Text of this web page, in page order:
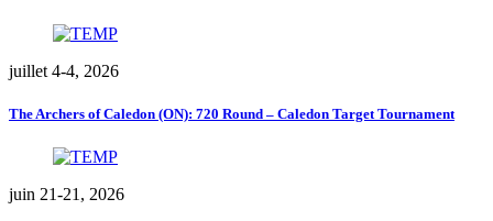
juillet 4-4, 2026
The Archers of Caledon (ON): 720 Round – Caledon Target Tournament
juin 21-21, 2026